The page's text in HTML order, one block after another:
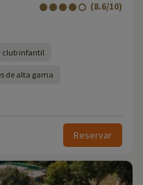
(8.6/10)
club infantil
de alta gama
Reservar